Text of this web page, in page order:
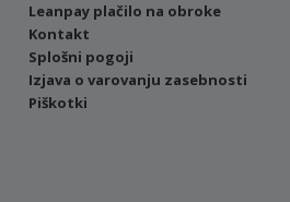
Leanpay plačilo na obroke
Kontakt
Splošni pogoji
Izjava o varovanju zasebnosti
Piškotki